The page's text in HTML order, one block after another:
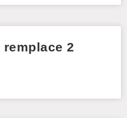
2